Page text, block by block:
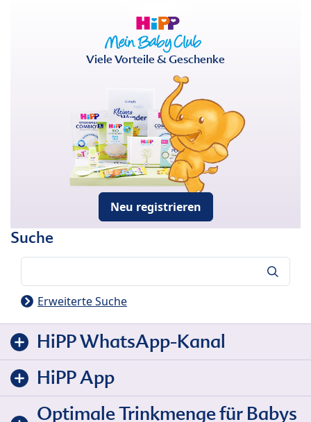
Viele Vorteile & Geschenke
Neu registrieren
Suche
Erweiterte Suche
HiPP WhatsApp-Kanal
HiPP App
Optimale Trinkmenge für Babys